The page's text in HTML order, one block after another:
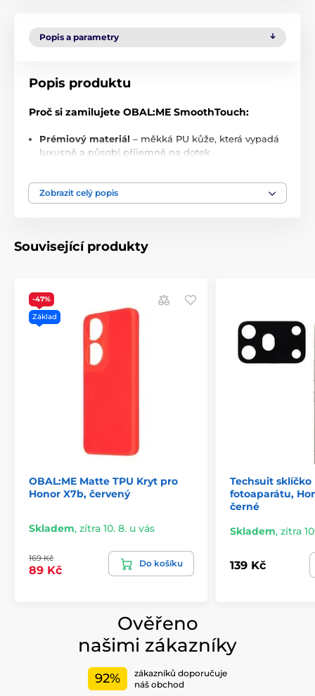
Popis a parametry
Popis produktu
Proč si zamilujete OBAL:ME SmoothTouch:
Prémiový materiál – měkká PU kůže, která vypadá
luxusně a působí příjemně na dotek
pády, škrábanci i každodenním opotřebením
Praktická kapsička– ideální pro platební kartu,
Magnetické zapínání
otevíratelné
Zobrazit celý popis
Související produkty
-47%
Základ
OBAL:ME Matte TPU Kryt pro
Honor X7b, červený
Skladem, zítra 10. 8. u vás
169 Kč
89 Kč
Do košíku
Techsuit
fotoaparátu,
černé
Skladem, zítra
139 Kč
Ověřeno
našimi zákazníky
92%
zákazníků doporučuje
náš obchod